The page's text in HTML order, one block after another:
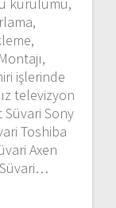
kurulumu,
işlerinde
televizyon
Sony
Toshiba
Axen